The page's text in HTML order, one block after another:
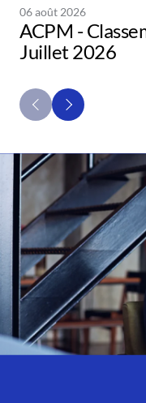
06 août 2026
ACPM -
Juillet 2026